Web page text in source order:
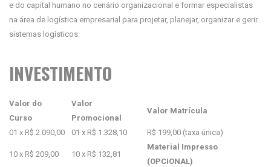
e do capital humano no cenário organizacional e formar especialistas
na área de logística empresarial para projetar, planejar, organizar e gerir
sistemas logísticos.
INVESTIMENTO
Valor do
Curso
Valor
Promocional
Valor Matrícula
01 x R$ 2.090,00 01 x R$ 1.328,10 R$ 199,00 (taxa única)
10 x R$ 209,00 10 x R$ 132,81
Material Impresso
(OPCIONAL)